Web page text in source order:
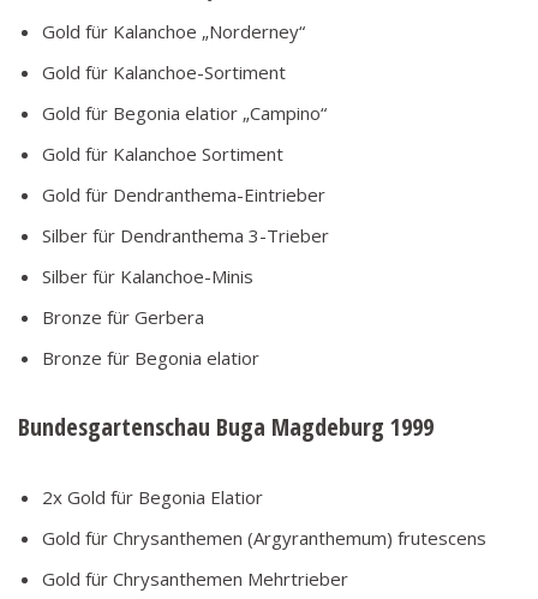
Gold für Kalanchoe „Norderney“
Gold für Kalanchoe-Sortiment
Gold für Begonia elatior „Campino“
Gold für Kalanchoe Sortiment
Gold für Dendranthema-Eintrieber
Silber für Dendranthema 3-Trieber
Silber für Kalanchoe-Minis
Bronze für Gerbera
Bronze für Begonia elatior
Bundesgartenschau Buga Magdeburg 1999
2x Gold für Begonia Elatior
Gold für Chrysanthemen (Argyranthemum) frutescens
Gold für Chrysanthemen Mehrtrieber